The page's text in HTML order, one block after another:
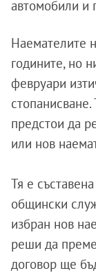
автомобили и
Наемателите
годините, но
февруари
предстои да
или нов
Тя е
общински
избран нов
реши да
договор ще